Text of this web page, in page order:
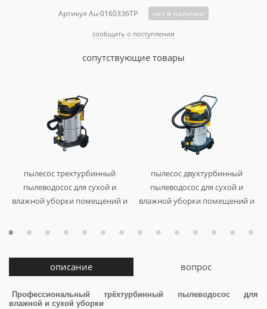
Артикул Au-0160336TP нет в наличии
сообщить о поступлении
сопутствующие товары
пылесос трехтурбинный
пылеводосос для сухой и
влажной уборки помещений и
-3600 вт., 60л.
пылесос двухтурбинный
пылеводосос для сухой и
влажной уборки помещений и
телескопическим шлангом,
описание вопрос
Профессиональный трёхтурбинный пылеводосос для
влажной и сухой уборки